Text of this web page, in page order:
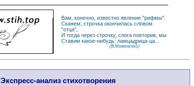
Вам, конечно, известно явление "рифмы".
Скажем, строчка окончилась словом
"отца",
И тогда через строчку, слога повторив, мы
Ставим какое-нибудь: ламцадрица-ца...
(В.Маяковский)
Экспресс-анализ стихотворения